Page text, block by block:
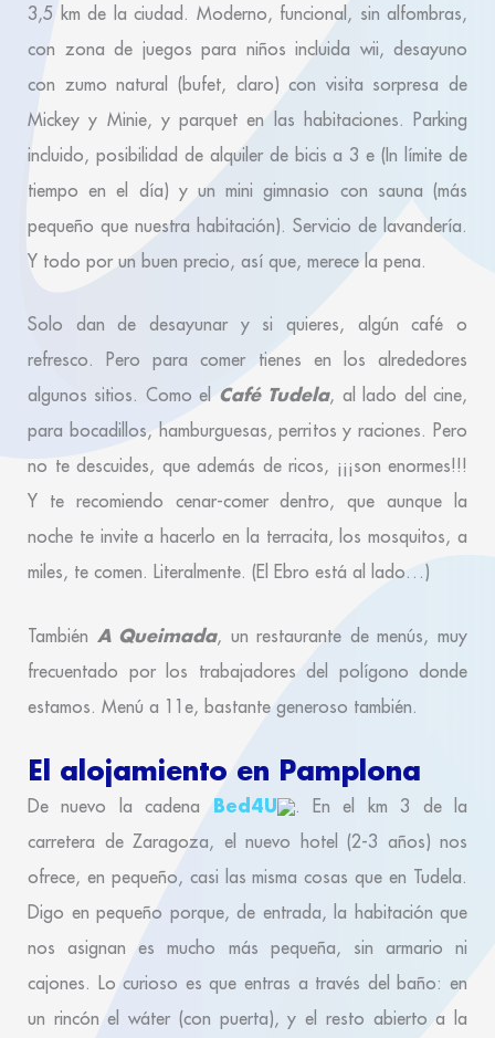
3,5 km de la ciudad. Moderno, funcional, sin alfombras,
con zona de juegos para niños incluida wii, desayuno
con zumo natural (bufet, claro) con visita sorpresa de
Mickey y Minie, y parquet en las habitaciones. Parking
incluido, posibilidad de alquiler de bicis a 3 e (In límite de
tiempo en el día) y un mini gimnasio con sauna (más
pequeño que nuestra habitación). Servicio de lavandería.
Y todo por un buen precio, así que, merece la pena.
Solo dan de desayunar y si quieres, algún café o
refresco. Pero para comer tienes en los alrededores
algunos sitios. Como el Café Tudela, al lado del cine,
para bocadillos, hamburguesas, perritos y raciones. Pero
no te descuides, que además de ricos, ¡¡¡son enormes!!!
Y te recomiendo cenar-comer dentro, que aunque la
noche te invite a hacerlo en la terracita, los mosquitos, a
miles, te comen. Literalmente. (El Ebro está al lado…)
También A Queimada, un restaurante de menús, muy
frecuentado por los trabajadores del polígono donde
estamos. Menú a 11e, bastante generoso también.
El alojamiento en Pamplona
De nuevo la cadena Bed4U
. En el km 3 de la
carretera de Zaragoza, el nuevo hotel (2-3 años) nos
ofrece, en pequeño, casi las misma cosas que en Tudela.
Digo en pequeño porque, de entrada, la habitación que
nos asignan es mucho más pequeña, sin armario ni
cajones. Lo curioso es que entras a través del baño: en
un rincón el wáter (con puerta), y el resto abierto a la